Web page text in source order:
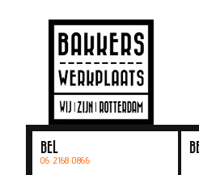
BEL
06 2168 0866